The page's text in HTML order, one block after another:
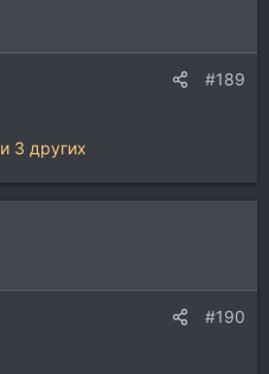
#189
и 3 других
#190